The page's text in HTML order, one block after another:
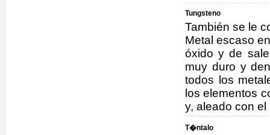
Tungsteno
También se le
Metal escaso
óxido y de
muy duro y
todos los
los elementos
y, aleado con
T�ntalo